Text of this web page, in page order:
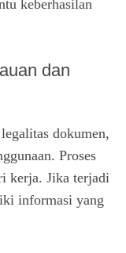
keberhasilan
dan
dokumen,
Proses
kerja. Jika terjadi
informasi yang